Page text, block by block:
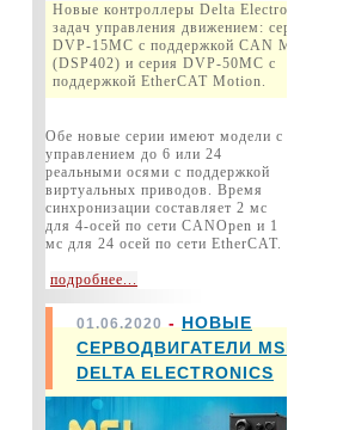
Новые контроллеры Delta Electronics
задач управления движением: серия
DVP-15MC с поддержкой CAN Motion
(DSP402) и серия DVP-50MC c
поддержкой EtherCAT Motion.
Обе новые серии имеют модели с
управлением до 6 или 24
реальными осями с поддержкой
виртуальных приводов. Время
синхронизации составляет 2 мс
для 4-осей по сети CANOpen и 1
мс для 24 осей по сети EtherCAT.
подробнее...
01.06.2020 - НОВЫЕ
СЕРВОДВИГАТЕЛИ MSL
DELTA ELECTRONICS